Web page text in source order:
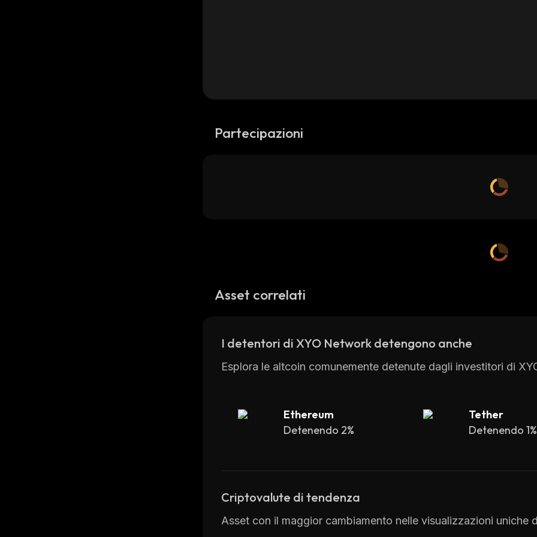
Partecipazioni
Asset correlati
I detentori di XYO Network detengono anche
Esplora le altcoin comunemente detenute dagli investitori di
Ethereum
Detenendo 2%
Tether
Detenendo 1%
Criptovalute di tendenza
Asset con il maggior cambiamento nelle visualizzazioni uniche